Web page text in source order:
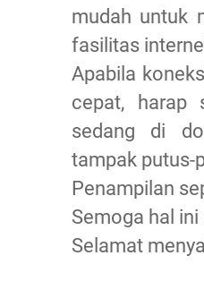
mudah untuk
fasilitas
Apabila
cepat, harap
sedang di
tampak putus-
Penampilan
Semoga hal
Selamat